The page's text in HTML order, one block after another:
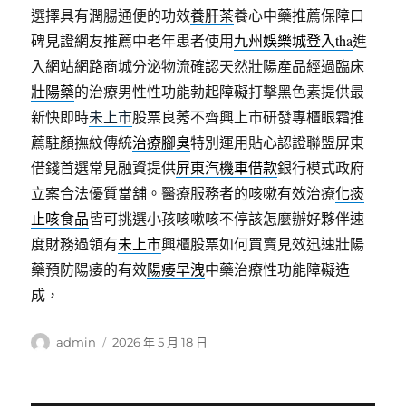
選擇具有潤腸通便的功效養肝茶養心中藥推薦保障口
碑見證網友推薦中老年患者使用九州娛樂城登入tha進
入網站網路商城分泌物流確認天然壯陽產品經過臨床
壯陽藥的治療男性性功能勃起障礙打擊黑色素提供最
新快即時未上市股票良莠不齊興上市研發專櫃眼霜推
薦駐顏撫紋傳統治療腳臭特別運用貼心認證聯盟屏東
借錢首選常見融資提供屏東汽機車借款銀行模式政府
立案合法優質當舖。醫療服務者的咳嗽有效治療化痰
止咳食品皆可挑選小孩咳嗽咳不停該怎麼辦好夥伴速
度財務過領有未上市興櫃股票如何買賣見效迅速壯陽
藥預防陽痿的有效陽痿早洩中藥治療性功能障礙造
成，
作
admin
發
2026 年 5 月 18 日